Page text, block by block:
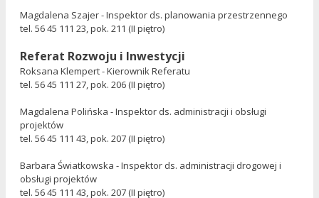
Magdalena Szajer - Inspektor ds. planowania przestrzennego
tel. 56 45 111 23, pok. 211 (II piętro)
Referat Rozwoju i Inwestycji
Roksana Klempert - Kierownik Referatu
tel. 56 45 111 27, pok. 206 (II piętro)
Magdalena Polińska - Inspektor ds. administracji i obsługi
projektów
tel. 56 45 111 43, pok. 207 (II piętro)
Barbara Światkowska - Inspektor ds. administracji drogowej i
obsługi projektów
tel. 56 45 111 43, pok. 207 (II piętro)